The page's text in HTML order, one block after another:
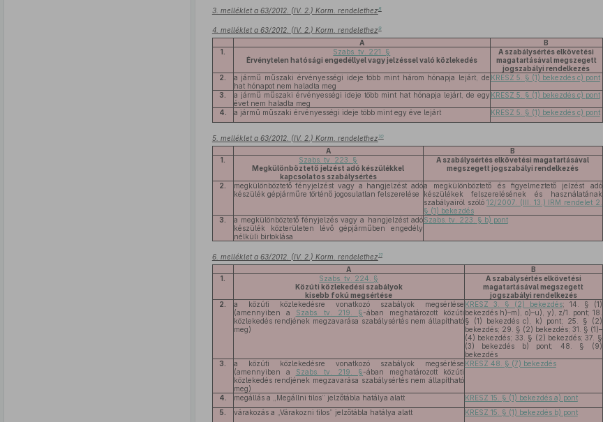
3. melléklet a 63/2012. (IV. 2.) Korm. rendelethez8
4. melléklet a 63/2012. (IV. 2.) Korm. rendelethez9
A B
1.
Szabs. tv. 221. §
Érvénytelen hatósági engedéllyel vagy jelzéssel való közlekedés
A szabálysértés elkövetési
magatartásával megszegett
jogszabályi rendelkezés
2.
a jármű műszaki érvényességi ideje több mint három hónapja lejárt, de
hat hónapot nem haladta meg
KRESZ 5. § (1) bekezdés c) pont
3.
a jármű műszaki érvényességi ideje több mint hat hónapja lejárt, de egy
évet nem haladta meg
KRESZ 5. § (1) bekezdés c) pont
4. a jármű műszaki érvényességi ideje több mint egy éve lejárt KRESZ 5. § (1) bekezdés c) pont
5. melléklet a 63/2012. (IV. 2.) Korm. rendelethez 10
A B
1.
Szabs. tv. 223. §
Megkülönböztető jelzést adó készülékkel
kapcsolatos szabálysértés
A szabálysértés elkövetési magatartásával
megszegett jogszabályi rendelkezés
2.
megkülönböztető fényjelzést vagy a hangjelzést adó
készülék gépjárműre történő jogosulatlan felszerelése
a megkülönböztető és figyelmeztető jelzést adó
készülékek felszerelésének és használatának
szabályairól szóló12/2007. (III. 13.) IRM rendelet 2.
§ (1) bekezdés
3.
a megkülönböztető fényjelzés vagy a hangjelzést adó
készülék közterületen lévő gépjárműben engedély
nélküli birtoklása
Szabs. tv. 223. § b) pont
6. melléklet a 63/2012. (IV. 2.) Korm. rendelethez 11
A B
1.
Szabs. tv. 224. §
Közúti közlekedési szabályok
kisebb fokú megsértése
A szabálysértés elkövetési
magatartásával megszegett
jogszabályi rendelkezés
2.
a közúti közlekedésre vonatkozó szabályok megsértése
(amennyiben a
Szabs. tv. 219. §-ában meghatározott közúti
közlekedés rendjének megzavarása szabálysértés nem állapítható
meg)
KRESZ 3. § (2) bekezdés; 14. § (1)
bekezdés h)–m), o)–u), y), z/1. pont; 18.
§ (1) bekezdés c), k) pont; 25. § (2)
bekezdés; 29. § (2) bekezdés; 31. § (1)–
(4) bekezdés; 33. § (2) bekezdés; 37. §
(3) bekezdés b) pont; 48. § (9)
bekezdés
3.
a közúti közlekedésre vonatkozó szabályok megsértése
(amennyiben a
Szabs. tv. 219. §-ában meghatározott közúti
közlekedés rendjének megzavarása szabálysértés nem állapítható
meg)
KRESZ 48. § (7) bekezdés
4. megállás a „Megállni tilos” jelzőtábla hatálya alatt KRESZ 15. § (1) bekezdés a) pont
5.
várakozás a „Várakozni tilos” jelzőtábla hatálya alatt KRESZ 15. § (1) bekezdés b) pont